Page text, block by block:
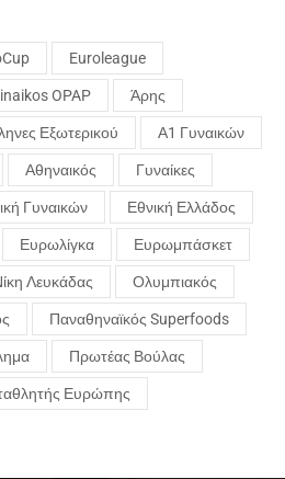
Euroleague
OPAP Άρης
Εξωτερικού Α1 Γυναικών
Αθηναικός Γυναίκες
Γυναικών Εθνική Ελλάδος
Ευρωλίγκα Ευρωμπάσκετ
Λευκάδας Ολυμπιακός
Παναθηναϊκός Superfoods
Πρωτέας Βούλας
Ευρώπης